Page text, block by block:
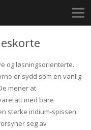
og løsningsorienterte.
er sydd som en vanlig
mener at
med bare
sterke iridium-spissen
seg av